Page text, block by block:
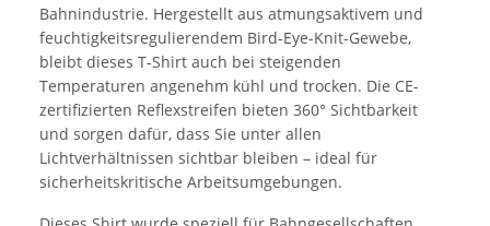
Bahnindustrie. Hergestellt aus atmungsaktivem und
feuchtigkeitsregulierendem Bird-Eye-Knit-Gewebe,
bleibt dieses T-Shirt auch bei steigenden
Temperaturen angenehm kühl und trocken. Die CE-
zertifizierten Reflexstreifen bieten 360° Sichtbarkeit
und sorgen dafür, dass Sie unter allen
Lichtverhältnissen sichtbar bleiben – ideal für
sicherheitskritische Arbeitsumgebungen.